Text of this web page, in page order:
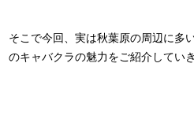
そこで今回、実は秋葉原の周辺に多
のキャバクラの魅力をご紹介してい